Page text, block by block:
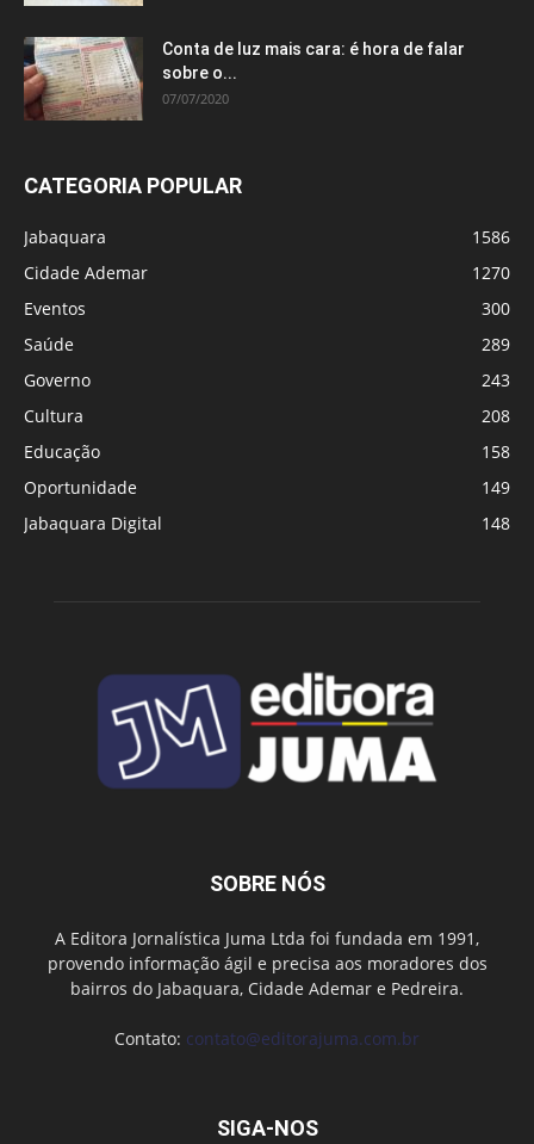
Conta de luz mais cara: é hora de falar
sobre o...
07/07/2020
CATEGORIA POPULAR
Jabaquara
1586
Cidade Ademar
1270
Eventos
300
Saúde
289
Governo
243
Cultura
208
Educação
158
Oportunidade
149
Jabaquara Digital
148
SOBRE NÓS
A Editora Jornalística Juma Ltda foi fundada em 1991,
provendo informação ágil e precisa aos moradores dos
bairros do Jabaquara, Cidade Ademar e Pedreira.
Contato: contato@editorajuma.com.br
SIGA-NOS